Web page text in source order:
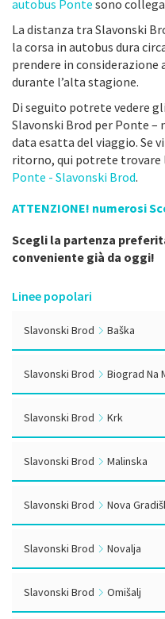
autobus Ponte sono
La distanza tra Slavonski
la corsa in autobus dura
prendere in
durante l’alta stagione.
Di seguito potrete vedere
Slavonski Brod per Ponte
data esatta del viaggio. Se
ritorno, qui potrete
Ponte - Slavonski Brod.
ATTENZIONE! numerosi
Scegli la partenza
conveniente già da oggi!
Linee popolari
Slavonski Brod Baška
Slavonski Brod Biograd Na
Slavonski Brod Krk
Slavonski Brod Malinska
Slavonski Brod Nova
Slavonski Brod Novalja
Slavonski Brod Omišalj